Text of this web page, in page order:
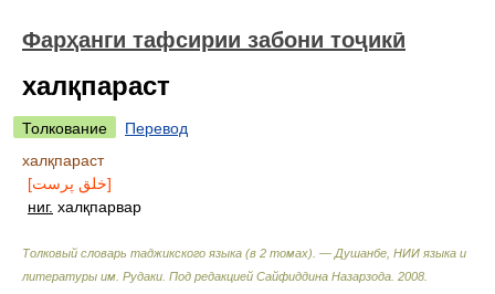
Фарҳанги тафсирии забони тоҷикӣ
халқпараст
Толкование
Перевод
халқпараст
[خلق پرست]
ниг. халқпарвар
Толковый словарь таджикского языка (в 2 томах). — Душанбе, НИИ языка и
литературы им. Рудаки Под редакцией Сайфиддина Назарзода 2008